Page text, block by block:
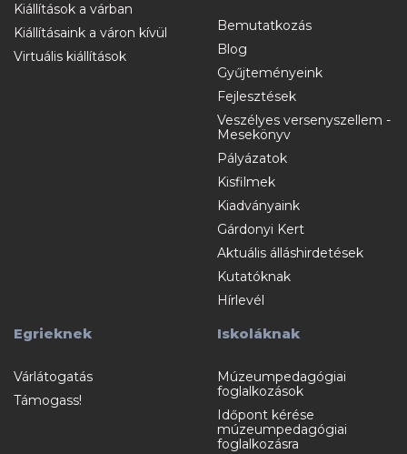
Kiállítások a várban
Kiállításaink a váron kívül
Virtuális kiállítások
Bemutatkozás
Blog
Gyűjteményeink
Fejlesztések
Veszélyes versenyszellem -
Mesekönyv
Pályázatok
Kisfilmek
Kiadványaink
Gárdonyi Kert
Aktuális álláshirdetések
Kutatóknak
Hírlevél
Egrieknek
Várlátogatás
Támogass!
Iskoláknak
Múzeumpedagógiai
foglalkozások
Időpont kérése
múzeumpedagógiai
foglalkozásra